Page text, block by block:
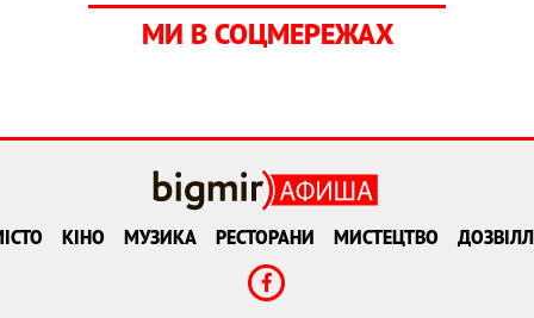
МИ В СОЦМЕРЕЖАХ
КІНО МУЗИКА РЕСТОРАНИ МИСТЕЦТВО